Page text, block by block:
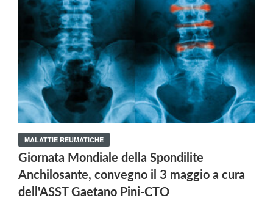
MALATTIE REUMATICHE
Giornata Mondiale della Spondilite
Anchilosante, convegno il 3 maggio a cura
dell'ASST Gaetano Pini-CTO